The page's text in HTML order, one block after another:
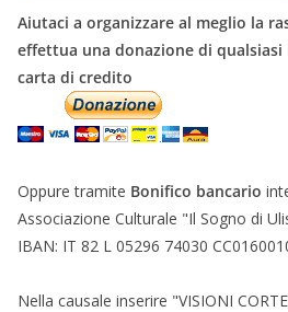
Aiutaci a organizzare al meglio la
effettua una donazione di
carta di credito
Oppure tramite Bonifico bancario
Associazione Culturale "Il Sogno di
IBAN: IT 82 L 05296 74030
Nella causale inserire "VISIONI